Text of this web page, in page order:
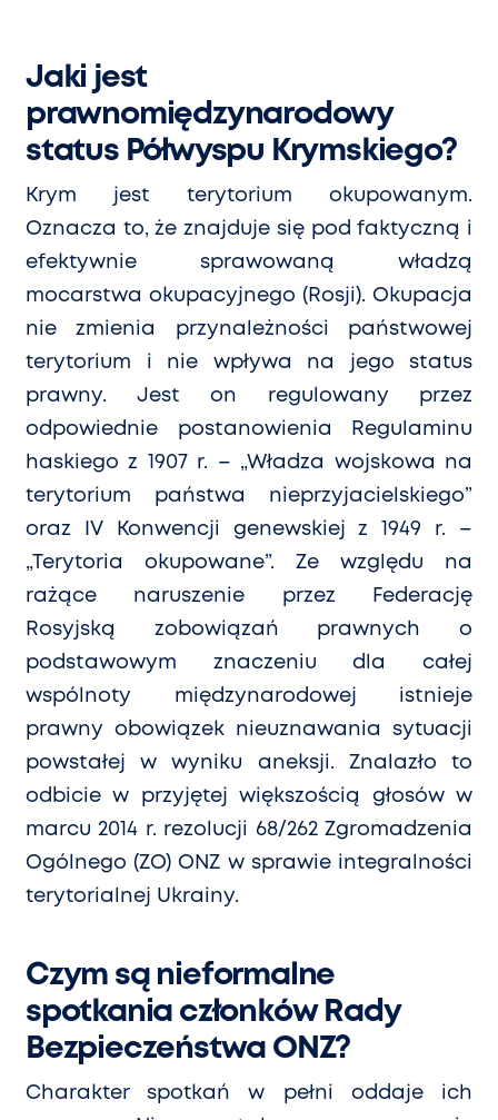
Jaki jest
prawnomiędzynarodowy
status Półwyspu Krymskiego?
Krym jest terytorium okupowanym.
Oznacza to, że znajduje się pod faktyczną i
efektywnie sprawowaną władzą
mocarstwa okupacyjnego (Rosji). Okupacja
nie zmienia przynależności państwowej
terytorium i nie wpływa na jego status
prawny. Jest on regulowany przez
odpowiednie postanowienia Regulaminu
haskiego z 1907 r. – „Władza wojskowa na
terytorium państwa nieprzyjacielskiego”
oraz IV Konwencji genewskiej z 1949 r. –
„Terytoria okupowane”. Ze względu na
rażące naruszenie przez Federację
Rosyjską zobowiązań prawnych o
podstawowym znaczeniu dla całej
wspó lnoty międzynarodowej istnieje
prawny obowiązek nieuznawania sytuacji
powstałej w wyniku aneksji. Znalazło to
odbicie w przyjętej większością głosów w
marcu 2014 r. rezolucji 68/262 Zgromadzenia
Ogó lnego (ZO) ONZ w sprawie integralności
terytorialnej Ukrainy.
Czym są nieformalne
spotkania członków Rady
Bezpieczeństwa ONZ?
Charakter spotkań w pełni oddaje ich